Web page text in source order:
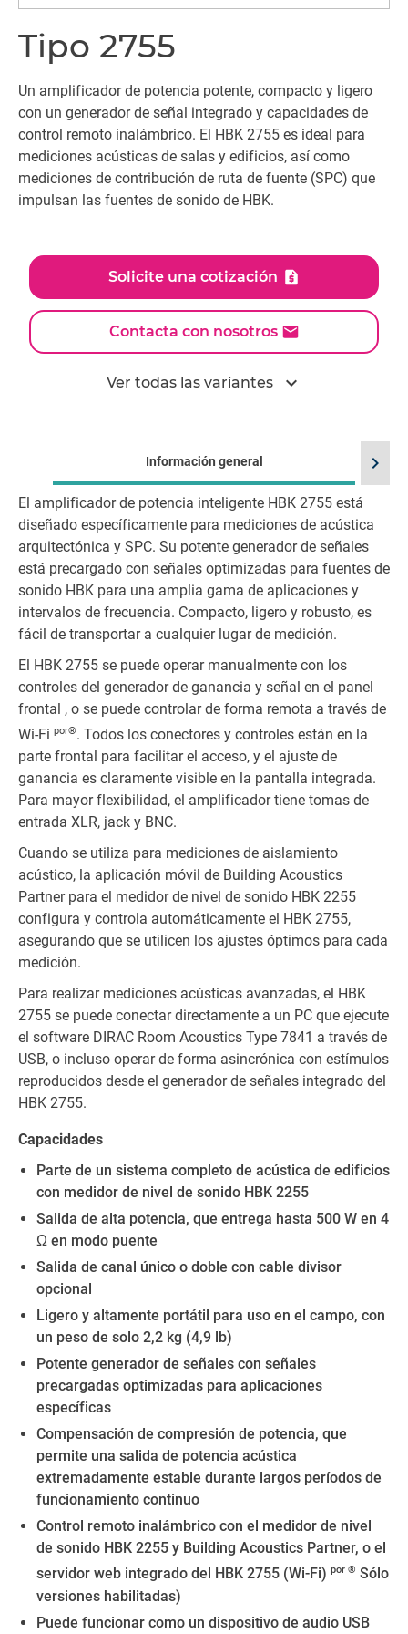
Tipo 2755
Un amplificador de potencia potente, compacto y ligero
con un generador de señal integrado y capacidades de
control remoto inalámbrico. El HBK 2755 es ideal para
mediciones acústicas de salas y edificios, así como
mediciones de contribución de ruta de fuente (SPC) que
impulsan las fuentes de sonido de HBK.
Solicite una cotización
Contacta con nosotros
Ver todas las variantes expand_more
Información general
El amplificador de potencia inteligente HBK 2755 está
diseñado específicamente para mediciones de acústica
arquitectónica y SPC. Su potente generador de señales
está precargado con señales optimizadas para fuentes de
sonido HBK para una amplia gama de aplicaciones y
intervalos de frecuencia. Compacto, ligero y robusto, es
fácil de transportar a cualquier lugar de medición.
El HBK 2755 se puede operar manualmente con los
controles del generador de ganancia y señal en el panel
frontal , o se puede controlar de forma remota a través de
Wi-Fi por®. Todos los conectores y controles están en la
parte frontal para facilitar el acceso, y el ajuste de
ganancia es claramente visible en la pantalla integrada.
Para mayor flexibilidad, el amplificador tiene tomas de
entrada XLR, jack y BNC.
Cuando se utiliza para mediciones de aislamiento
acústico, la aplicación móvil de Building Acoustics
Partner para el medidor de nivel de sonido HBK 2255
configura y controla automáticamente el HBK 2755,
asegurando que se utilicen los ajustes óptimos para cada
medición.
Para realizar mediciones acústicas avanzadas, el HBK
2755 se puede conectar directamente a un PC que ejecute
el software DIRAC Room Acoustics Type 7841 a través de
USB, o incluso operar de forma asincrónica con estímulos
reproducidos desde el generador de señales integrado del
HBK 2755.
Capacidades
Parte de un sistema completo de acústica de edificios
con medidor de nivel de sonido HBK 2255
Salida de alta potencia, que entrega hasta 500 W en 4
Ω en modo puente
Salida de canal único o doble con cable divisor
opcional
Ligero y altamente portátil para uso en el campo, con
un peso de solo 2,2 kg (4,9 lb)
Potente generador de señales con señales
precargadas optimizadas para aplicaciones
específicas
Compensación de compresión de potencia, que
permite una salida de potencia acústica
extremadamente estable durante largos períodos de
funcionamiento continuo
Control remoto inalámbrico con el medidor de nivel
de sonido HBK 2255 y Building Acoustics Partner, o el
servidor web integrado del HBK 2755 (Wi-Fi) por ® Sólo
versiones habilitadas)
Puede funcionar como un dispositivo de audio USB
chevron_right